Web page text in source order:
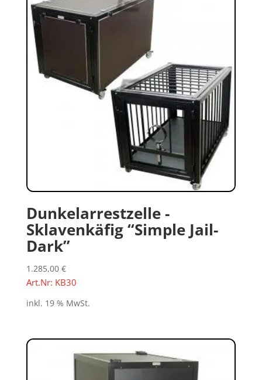
Dunkelarrestzelle -
Sklavenkäfig “Simple Jail-
Dark”
1.285,00 €
Art.Nr: KB30
inkl. 19 % MwSt.